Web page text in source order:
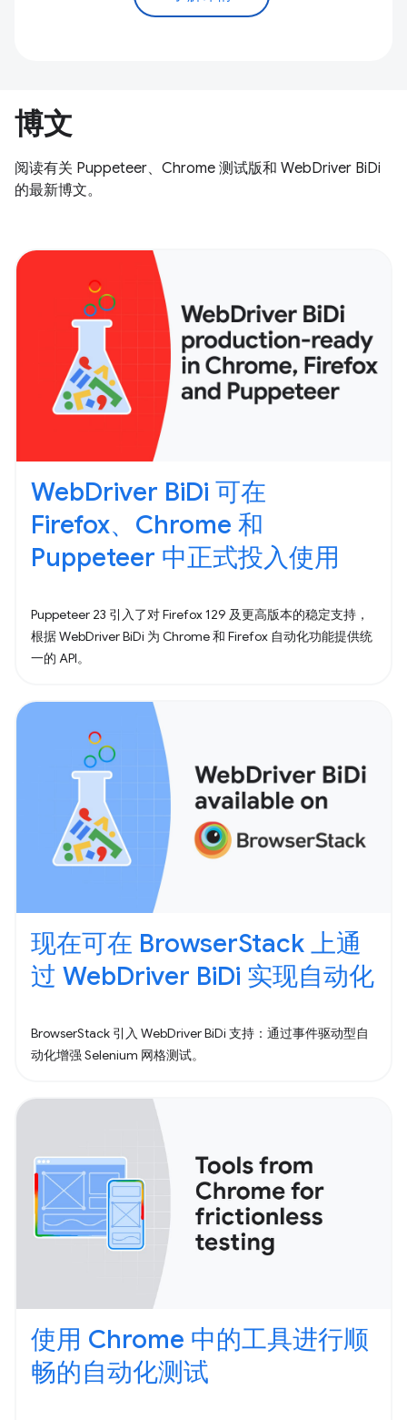
博文
阅读有关 Puppeteer、Chrome 测试版和 WebDriver BiDi
的最新博文。
WebDriver BiDi 可在
Firefox、Chrome 和
Puppeteer 中正式投入使用
Puppeteer 23 引入了对 Firefox 129 及更高版本的稳定支持，
根据 WebDriver BiDi 为 Chrome 和 Firefox 自动化功能提供统
一的 API。
现在可在 BrowserStack 上通
过 WebDriver BiDi 实现自动化
BrowserStack 引入 WebDriver BiDi 支持：通过事件驱动型自
动化增强 Selenium 网格测试。
使用 Chrome 中的工具进行顺
畅的自动化测试